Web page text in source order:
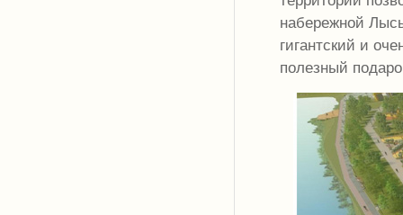
набережной
гигантский и
полезный